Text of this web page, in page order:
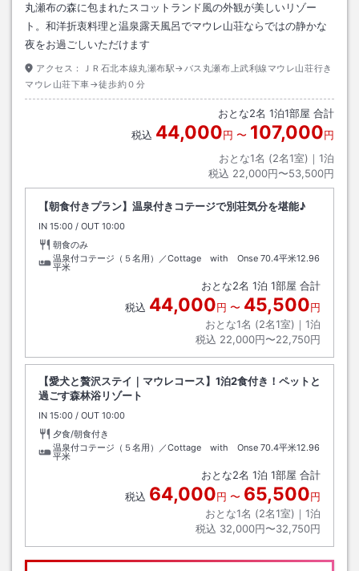
丸瀬布の森に包まれたスコットランド風の外観が美しいリゾー
ト。和洋折衷料理と温泉露天風呂でマウレ山荘ならではの静かな
夜をお過ごしいただけます
アクセス：
ＪＲ石北本線丸瀬布駅→バス丸瀬布上武利線マウレ山荘行き
マウレ山荘下車→徒歩約０分
おとな2名 1泊1部屋 合計
税込 44,000円 〜 107,000円
おとな1名 (2名1室)｜ 1泊
税込 22,000円〜53,500円
【朝食付きプラン】温泉付きコテージで別荘気分を堪能♪
IN チェックイン
15:00 / OUT チェックアウト
10:00
朝食のみ
温泉付コテージ（５名用）／Cottage with Onse 70.4平米12.96
平米
おとな2名 1泊 1部屋 合計
税込 44,000円 〜 45,500円
おとな1名 (2名1室)｜ 1泊
税込 22,000円〜22,750円
【愛犬と贅沢ステイ｜マウレコース】1泊2食付き！ペットと
過ごす森林浴リゾート
IN チェックイン
15:00 / OUT チェックアウト
10:00
夕食/朝食付き
温泉付コテージ（５名用）／Cottage with Onse 70.4平米12.96
平米
おとな2名 1泊 1部屋 合計
税込 64,000円 〜 65,500円
おとな1名 (2名1室)｜ 1泊
税込 32,000円〜32,750円